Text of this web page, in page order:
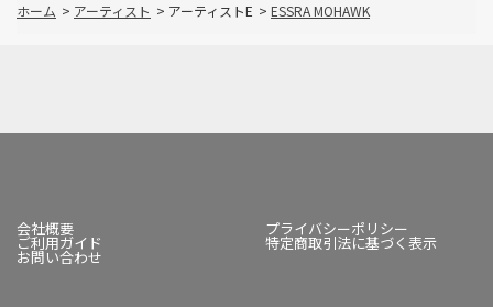
ホーム > アーティスト > アーティストE > ESSRA MOHAWK
会社概要 プライバシーポリシー
ご利用ガイド 特定商取引法に基づく表示
お問い合わせ